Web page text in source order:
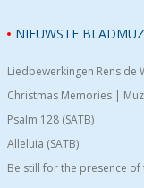
NIEUWSTE
Liedbewerkingen Rens
Christmas Memories |
Psalm 128 (SATB)
Alleluia (SATB)
Be still for the presence of